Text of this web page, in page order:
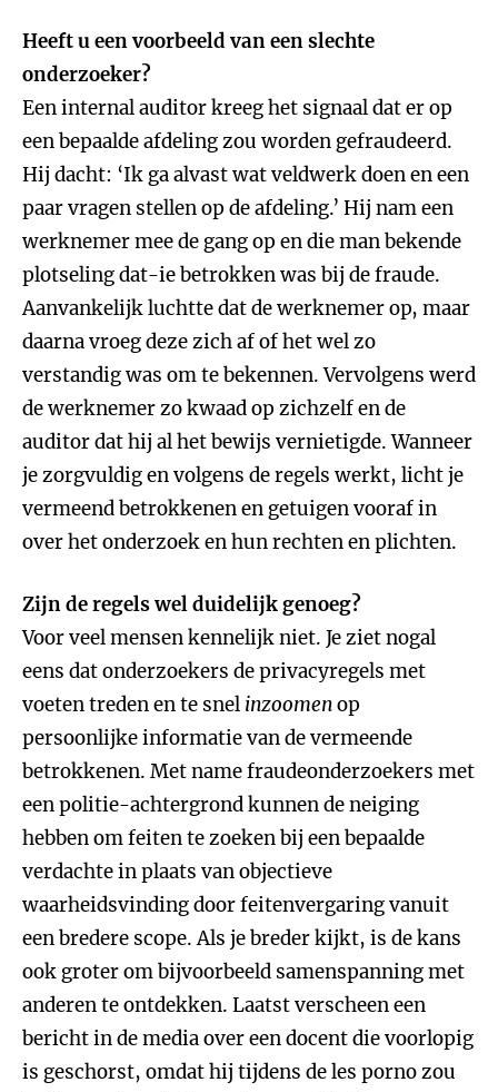
Heeft u een voorbeeld van een slechte
onderzoeker?
Een internal auditor kreeg het signaal dat er op
een bepaalde afdeling zou worden gefraudeerd.
Hij dacht: ‘Ik ga alvast wat veldwerk doen en een
paar vragen stellen op de afdeling.’ Hij nam een
werknemer mee de gang op en die man bekende
plotseling dat-ie betrokken was bij de fraude.
Aanvankelijk luchtte dat de werknemer op, maar
daarna vroeg deze zich af of het wel zo
verstandig was om te bekennen. Vervolgens werd
de werknemer zo kwaad op zichzelf en de
auditor dat hij al het bewijs vernietigde. Wanneer
je zorgvuldig en volgens de regels werkt, licht je
vermeend betrokkenen en getuigen vooraf in
over het onderzoek en hun rechten en plichten.
Zijn de regels wel duidelijk genoeg?
Voor veel mensen kennelijk niet. Je ziet nogal
eens dat onderzoekers de privacyregels met
voeten treden en te snel inzoomenop
persoonlijke informatie van de vermeende
betrokkenen. Met name fraudeonderzoekers met
een politie-achtergrond kunnen de neiging
hebben om feiten te zoeken bij een bepaalde
verdachte in plaats van objectieve
waarheidsvinding door feitenvergaring vanuit
een bredere scope. Als je breder kijkt, is de kans
ook groter om bijvoorbeeld samenspanning met
anderen te ontdekken. Laatst verscheen een
bericht in de media over een docent die voorlopig
is geschorst, omdat hij tijdens de les porno zou